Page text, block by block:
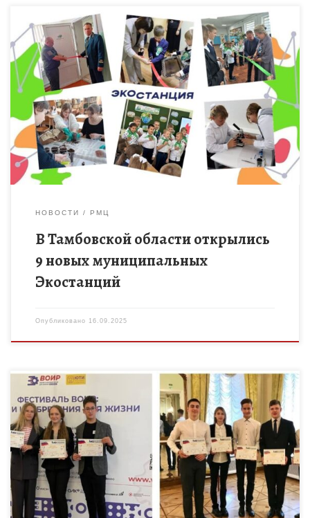
В образовательных организациях Бондарского,
Гавриловского, Знаменского, Моршанского, Мучкапского,
Никифоровского, Сампурского, Ржаксинского и Уваровского
муниципальных округов открылись муниципальные
Экостанции. Это событие стало финальным этапом
реализации программы […]
НОВОСТИ РМЦ
В Тамбовской области открылись
9 новых муниципальных
Экостанций
Опубликовано 16.09.2025
Всероссийская конференция «Юные техники и изобретатели»
в Государственной Думе Федерального Собрания Российской
Федерации состоится 19 сентября 2025 года. Ежегодно она
объединяет участников со всей страны, […]